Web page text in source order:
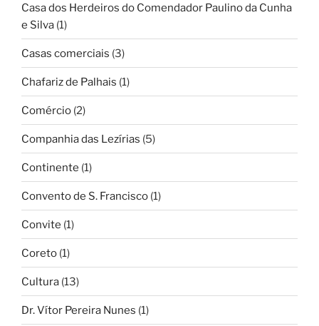
Casa dos Herdeiros do Comendador Paulino da Cunha
e Silva (1)
Casas comerciais (3)
Chafariz de Palhais (1)
Comércio (2)
Companhia das Lezírias (5)
Continente (1)
Convento de S. Francisco (1)
Convite (1)
Coreto (1)
Cultura (13)
Dr. Vítor Pereira Nunes (1)